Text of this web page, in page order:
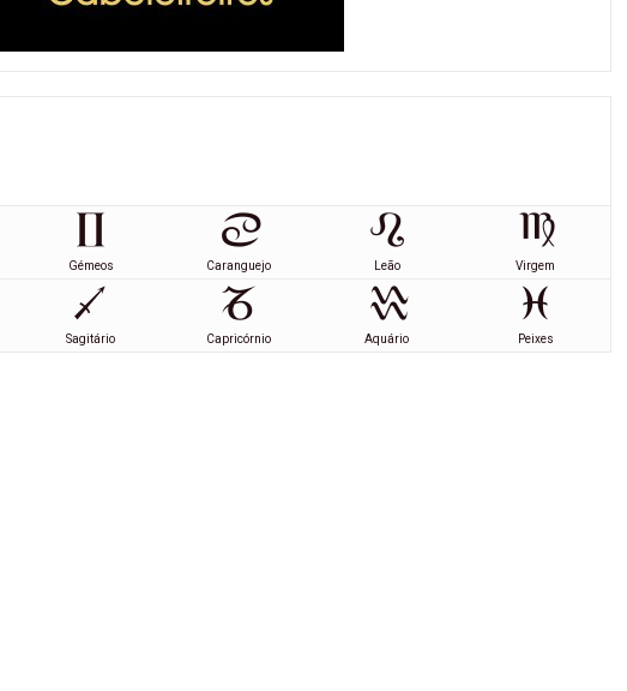
Gémeos Caranguejo Leão Virgem
Sagitário Capricórnio Aquário Peixes